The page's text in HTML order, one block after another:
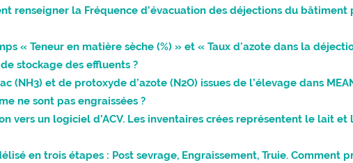
renseigner la Fréquence d’évacuation des déjections du
« Teneur en matière sèche (%) » et « Taux d'azote dans la
stockage des effluents ?
(NH3) et de protoxyde d’azote (N2O) issues de l’élevage dans
ne sont pas engraissées ?
vers un logiciel d’ACV. Les inventaires crées représentent le lait et
en trois étapes : Post sevrage, Engraissement, Truie. Comment